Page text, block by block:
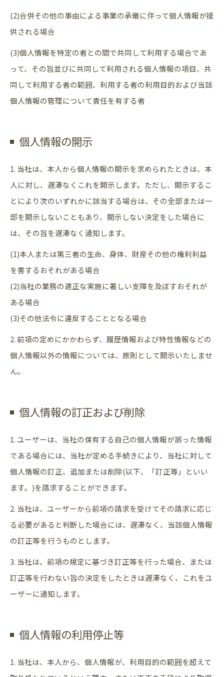
(2)合併その他の事由による事業の承継に伴って個人情報が提
供される場合
(3)個人情報を特定の者との間で共同して利用する場合であ
って、その旨並びに共同して利用される個人情報の項目、共
同して利用する者の範囲、利用する者の利用目的および当該
個人情報の管理について責任を有する者
個人情報の開示
1. 当社は、本人から個人情報の開示を求められたときは、本
人に対し、遅滞なくこれを開示します。ただし、開示するこ
とにより次のいずれかに該当する場合は、その全部または一
部を開示しないこともあり、開示しない決定をした場合に
は、その旨を遅滞なく通知します。
(1)本人または第三者の生命、身体、財産その他の権利利益
を害するおそれがある場合
(2)当社の業務の適正な実施に著しい支障を及ぼすおそれが
ある場合
(3)その他法令に違反することとなる場合
2. 前項の定めにかかわらず、履歴情報および特性情報などの
個人情報以外の情報については、原則として開示いたしませ
ん。
個人情報の訂正および削除
1. ユーザーは、当社の保有する自己の個人情報が誤った情報
である場合には、当社が定める手続きにより、当社に対して
個人情報の訂正、追加または削除(以下、「訂正等」といい
ます。)を請求することができます。
2. 当社は、ユーザーから前項の請求を受けてその請求に応じ
る必要があると判断した場合には、遅滞なく、当該個人情報
の訂正等を行うものとします。
3. 当社は、前項の規定に基づき訂正等を行った場合、または
訂正等を行わない旨の決定をしたときは遅滞なく、これをユ
ーザーに通知します。
個人情報の利用停止等
1. 当社は、本人から、個人情報が、利用目的の範囲を超えて